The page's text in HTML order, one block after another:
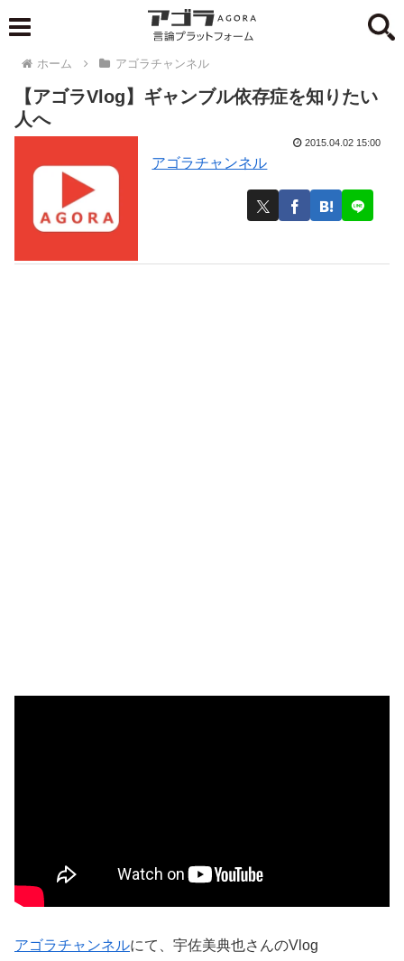
ホーム アゴラチャンネル
【アゴラVlog】ギャンブル依存症を知りたい
人へ
アゴラチャンネル
2015.04.02 15:00
アゴラチャンネルにて、宇佐美典也さんのVlog